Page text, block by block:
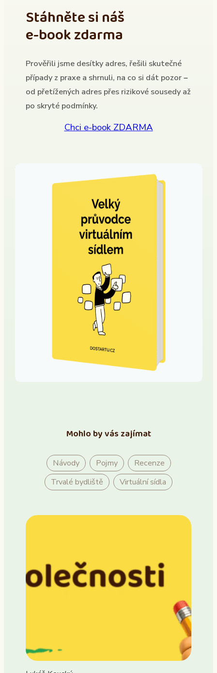
Stáhněte si náš
e-book zdarma
Prověřili jsme desítky adres, řešili skutečné
případy z praxe a shrnuli, na co si dát pozor –
od přetížených adres přes rizikové sousedy až
po skryté podmínky.
Chci e-book ZDARMA
Mohlo by vás zajímat
Návody Pojmy
Recenze
Trvalé bydliště
Virtuální sídla